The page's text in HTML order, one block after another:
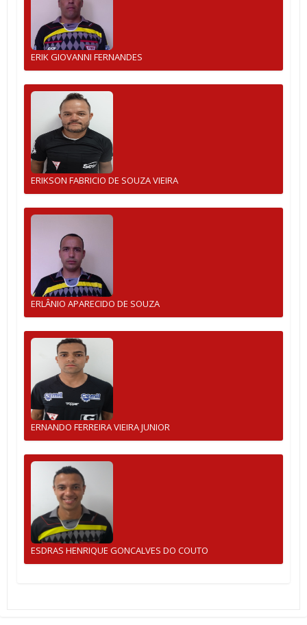
ERIK GIOVANNI FERNANDES
ERIKSON FABRICIO DE SOUZA VIEIRA
ERLÂNIO APARECIDO DE SOUZA
ERNANDO FERREIRA VIEIRA JUNIOR
ESDRAS HENRIQUE GONCALVES DO COUTO